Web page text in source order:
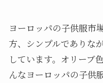
ヨーロッパの子供服市
方、シンプルでありな
しています。オリーブ
んなヨーロッパの子供